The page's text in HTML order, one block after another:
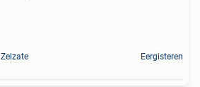
Zelzate Eergisteren